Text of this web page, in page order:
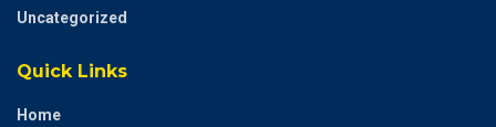
Uncategorized
Quick Links
Home